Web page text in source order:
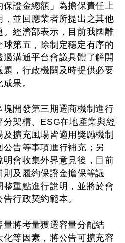
證金總額」為擔保責任上
，並回應業者所提出之其他
經濟部表示，目前我國離
球第五，除制定穩定有序的
溝通平台會議具體了解開
，行政機關及時提供必要
果。
開發第三期選商機制進行
架構、ESG在地產業與經
擴充風場皆適用獎勵機制
告等事項進行補充；另
會收集外界意見後，目前
及履約保證金擔保等議
重點進行說明，並將於會
行政契約範本。
將考量獲選容量分配結
等因素，將公告可擴充容